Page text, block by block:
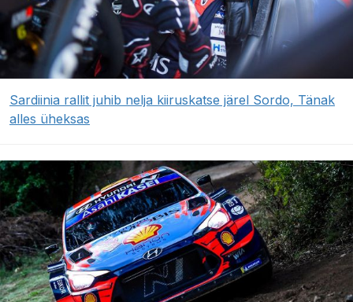
Sardiinia rallit juhib nelja kiiruskatse järel Sordo, Tänak
alles üheksas